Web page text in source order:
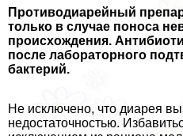
Противодиарейный
только в случае поноса
происхождения.
после лабораторного
бактерий.
Не исключено, что диарея
недостаточностью.